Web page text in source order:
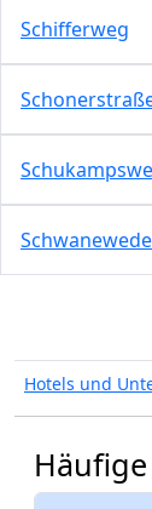
Schifferweg
Hotels und